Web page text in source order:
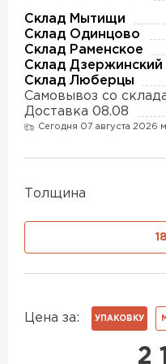
Склад Мытищи
Склад Одинцово
Склад Раменское
Склад Дзержинский
Склад Люберцы
Самовывоз со
Доставка 08.08
Сегодня 07 августа 2026
Толщина
Цена за: УПАКОВКУ
2
Утеплитель
Утеплитель
Утеплитель